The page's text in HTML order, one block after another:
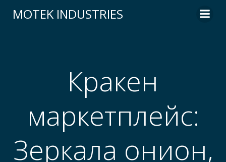
to
MOTEK INDUSTRIES
Кракен
маркетплейс:
Зеркала онион,